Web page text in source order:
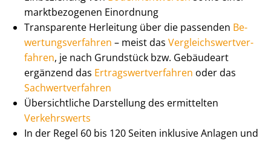
marktbezogenen Einordnung
Transparente Herleitung über die passenden Be­
wer­tungs­ver­fah­ren – meist das Ver­gleichs­wert­ver­
fah­ren, je nach Grundstück bzw. Gebäudeart
ergänzend das Er­trags­wert­ver­fah­ren oder das
Sach­wert­ver­fah­ren
Übersichtliche Darstellung des ermittelten
Verkehrswerts
In der Regel 60 bis 120 Seiten inklusive Anlagen und